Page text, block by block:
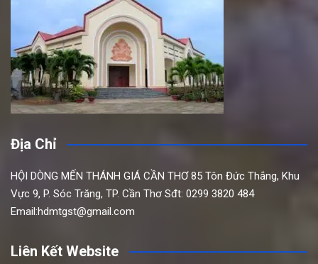
Địa Chỉ
HỘI DÒNG MẾN THÁNH GIÁ CẦN THƠ 85 Tôn Đức Thắng, Khu
Vực 9, P. Sóc Trăng, TP. Cần Thơ Sđt: 0299 3820 484
Email:hdmtgst@gmail.com
Liên Kết Website